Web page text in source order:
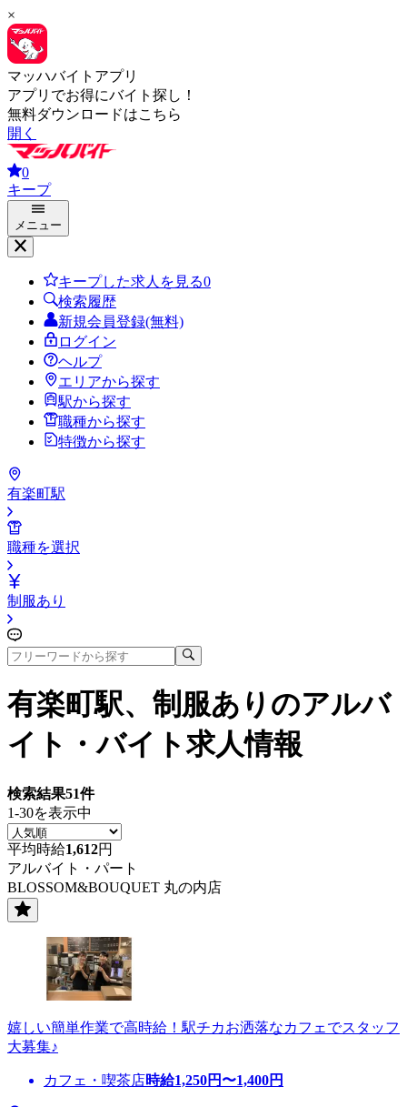
×
マッハバイトアプリ
アプリでお得にバイト探し！
無料ダウンロードはこちら
開く
0
キープ
メニュー
キープした求人を見る0
検索履歴
新規会員登録(無料)
ログイン
ヘルプ
エリアから探す
駅から探す
職種から探す
特徴から探す
有楽町駅
職種を選択
制服あり
有楽町駅、制服あり のアルバ
イト・バイト求人情報
検索結果51件
1-30を表示中
平均時給1,612円
アルバイト・パート
BLOSSOM&BOUQUET 丸の内店
嬉しい簡単作業で高時給！駅チカお洒落なカフェでスタッフ
大募集♪
カフェ・喫茶店時給1,250円〜1,400円